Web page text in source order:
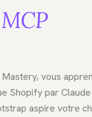
MCP
Mastery, vous
Shopify par
aspire votre